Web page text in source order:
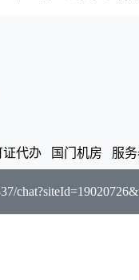
证代办 国门机房 服